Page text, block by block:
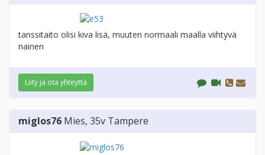
tanssitaito olisi kiva lisä, muuten normaali maalla viihtyvä
nainen
Liity ja ota yhteyttä
miglos76 Mies, 35v Tampere